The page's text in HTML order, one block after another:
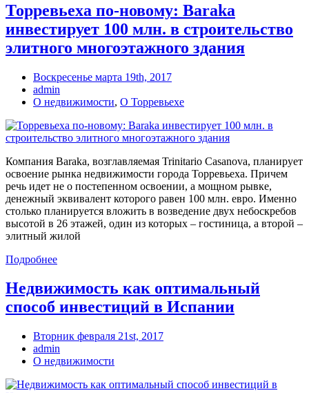
Торревьеха по-новому: Baraka
инвестирует 100 млн. в строительство
элитного многоэтажного здания
Воскресенье марта 19th, 2017
admin
О недвижимости, О Торревьехе
Компания Baraka, возглавляемая Trinitario Casanova, планирует
освоение рынка недвижимости города Торревьеха. Причем
речь идет не о постепенном освоении, а мощном рывке,
денежный эквивалент которого равен 100 млн. евро. Именно
столько планируется вложить в возведение двух небоскребов
высотой в 26 этажей, один из которых – гостиница, а второй –
элитный жилой
Подробнее
Недвижимость как оптимальный
способ инвестиций в Испании
Вторник февраля 21st, 2017
admin
О недвижимости